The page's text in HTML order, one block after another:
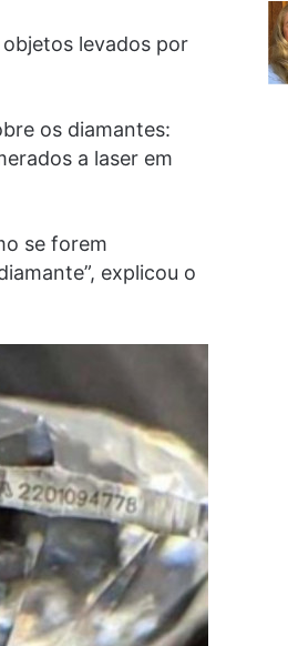
levados por
os diamantes:
a laser em
se forem
explicou o